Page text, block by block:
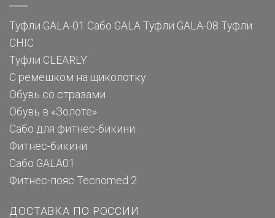
Туфли GALA-01 Сабо GALA Туфли GALA-08 Туфли
CHIC
Туфли CLEARLY
С ремешком на щиколотку
Обувь со стразами
Обувь в «Золоте»
Сабо для фитнес-бикини
Фитнес-бикини
Сабо GALA01
Фитнес-пояс Tecnomed 2
ДОСТАВКА ПО РОССИИ